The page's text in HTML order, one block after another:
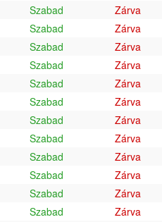
Szabad Zárva
Szabad Zárva
Szabad Zárva
Szabad Zárva
Szabad Zárva
Szabad Zárva
Szabad Zárva
Szabad Zárva
Szabad Zárva
Szabad Zárva
Szabad Zárva
Szabad Zárva